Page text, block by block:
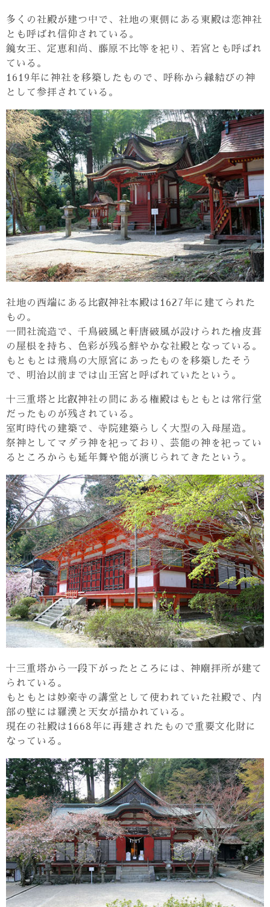
多くの社殿が建つ中で、社地の東側にある東殿は恋神社
とも呼ばれ信仰されている。
鏡女王、定恵和尚、藤原不比等を祀り、若宮とも呼ばれ
ている。
1619年に神社を移築したもので、呼称から縁結びの神
として参拝されている。
社地の西端にある比叡神社本殿は1627年に建てられた
もの。
一間社流造で、千鳥破風と軒唐破風が設けられた檜皮葺
の屋根を持ち、色彩が残る鮮やかな社殿となっている。
もともとは飛鳥の大原宮にあったものを移築したそう
で、明治以前までは山王宮と呼ばれていたという。
十三重塔と比叡神社の間にある権殿はもともとは常行堂
だったものが残されている。
室町時代の建築で、寺院建築らしく大型の入母屋造。
祭神としてマダラ神を祀っており、芸能の神を祀ってい
るところからも延年舞や能が演じられてきたという。
十三重塔から一段下がったところには、神廟拝所が建て
られている。
もともとは妙楽寺の講堂として使われていた社殿で、内
部の壁には羅漢と天女が描かれている。
現在の社殿は1668年に再建されたもので重要文化財に
なっている。